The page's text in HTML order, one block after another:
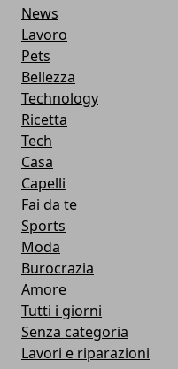
News
Lavoro
Pets
Bellezza
Technology
Ricetta
Tech
Casa
Capelli
Fai da te
Sports
Moda
Burocrazia
Amore
Tutti i giorni
Senza categoria
Lavori e riparazioni